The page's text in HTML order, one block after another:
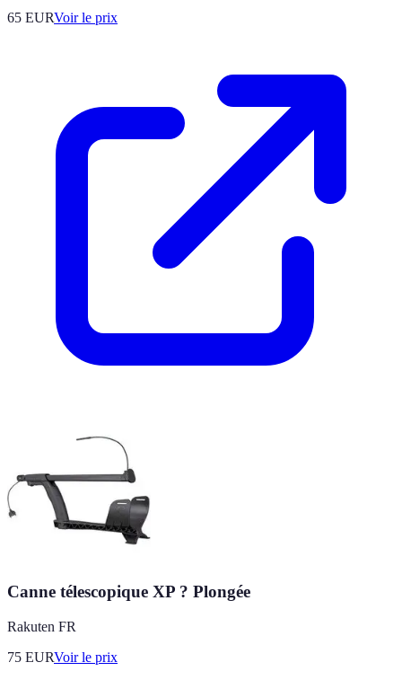
65 EURVoir le prix
Canne télescopique XP ? Plongée
Rakuten FR
75 EURVoir le prix